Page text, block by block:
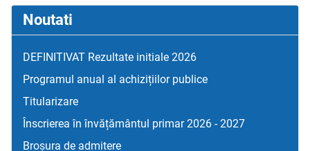
Noutati
DEFINITIVAT Rezultate initiale 2026
Programul anual al achizițiilor publice
Titularizare
Înscrierea în învățământul primar 2026 - 2027
Broșura de admitere